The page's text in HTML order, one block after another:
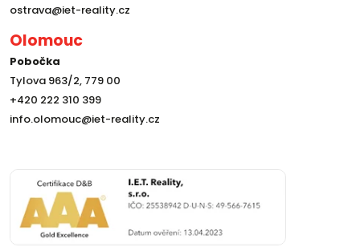
ostrava@iet-reality.cz
Olomouc
Pobočka
Tylova 963/2, 779 00
+420 222 310 399
info.olomouc@iet-reality.cz